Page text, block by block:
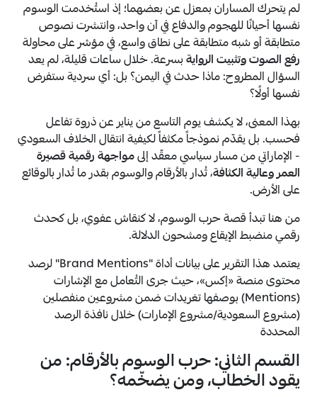
لم يتحرك المساران بمعزل عن بعضهما؛ إذ استُخدمت الوسوم
نفسها أحيانًا للهجوم والدفاع في آن واحد، وانتشرت نصوص
متطابقة أو شبه متطابقة على نطاق واسع، في مؤشر على محاولة
رفع الصوت وتثبيت الروايةبسرعة. خلال ساعات قليلة، لم يعد
السؤال المطروح: ماذا حدث في اليمن؟ بل: أي سردية ستفرض
نفسها أولًا؟
بهذا المعنى، لا يكشف يوم التاسع من يناير عن ذروة تفاعل
فحسب. بل يقدّم نموذجاً مكثفاً لكيفية انتقال الخلاف السعودي
- الإماراتي من مسار سياسي معقّد إلىمواجهة رقمية قصيرة
العمر وعالية الكثافة، تُدار بالأرقام والوسوم بقدر ما تُدار بالوقائع
على الأرض.
من هنا تبدأ قصة حرب الوسوم، لا كنقاش عفوي، بل كحدث
رقمي منضبط الإيقاع ومشحون الدلالة.
يعتمد هذا التقرير على بيانات أداة "Brand Mentions" لرصد
محتوى منصة «إكس»، حيث جرى التُعامل مع الإشارات
(Mentions) بوصفها تغريدات ضمن مشروعين منفصلين
(مشروع السعودية/مشروع الإمارات) خلال نافذة الرصد
المحددة
القسم الثاني: حرب الوسوم بالأرقام: من
يقود الخطاب، ومن يضخّمه؟